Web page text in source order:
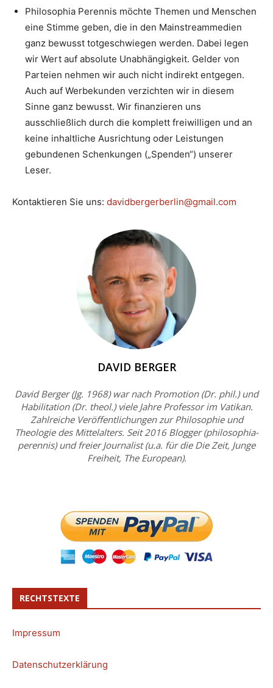
Philosophia Perennis möchte Themen und Menschen
eine Stimme geben, die in den Mainstreammedien
ganz bewusst totgeschwiegen werden. Dabei legen
wir Wert auf absolute Unabhängigkeit. Gelder von
Parteien nehmen wir auch nicht indirekt entgegen.
Auch auf Werbekunden verzichten wir in diesem
Sinne ganz bewusst. Wir finanzieren uns
ausschließlich durch die komplett freiwilligen und an
keine inhaltliche Ausrichtung oder Leistungen
gebundenen Schenkungen („Spenden“) unserer
Leser.
Kontaktieren Sie uns: davidbergerberlin@gmail.com
DAVID BERGER
David Berger (Jg. 1968) war nach Promotion (Dr. phil.) und
Habilitation (Dr. theol.) viele Jahre Professor im Vatikan.
Zahlreiche Veröffentlichungen zur Philosophie und
Theologie des Mittelalters. Seit 2016 Blogger (philosophia-
perennis) und freier Journalist (u.a. für die Die Zeit, Junge
Freiheit, The European).
RECHTSTEXTE
Impressum
Datenschutzerklärung